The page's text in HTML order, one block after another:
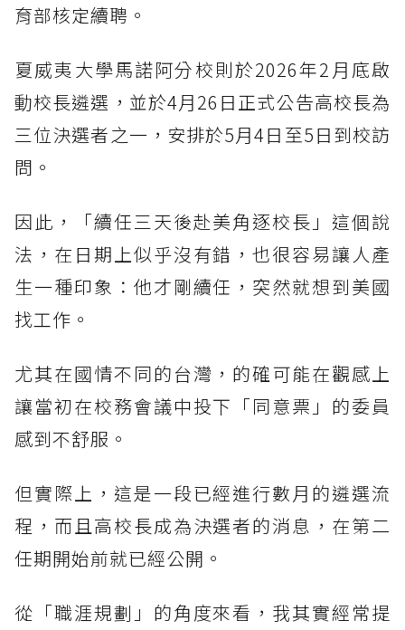
育部核定續聘。
夏威夷大學馬諾阿分校則於2026年2月底啟
動校長遴選，並於4月26日正式公告高校長為
三位決選者之一，安排於5月4日至5日到校訪
問。
因此，「續任三天後赴美角逐校長」這個說
法，在日期上似乎沒有錯，也很容易讓人產
生一種印象：他才剛續任，突然就想到美國
找工作。
尤其在國情不同的台灣，的確可能在觀感上
讓當初在校務會議中投下「同意票」的委員
感到不舒服。
但實際上，這是一段已經進行數月的遴選流
程，而且高校長成為決選者的消息，在第二
任期開始前就已經公開。
從「職涯規劃」的角度來看，我其實經常提